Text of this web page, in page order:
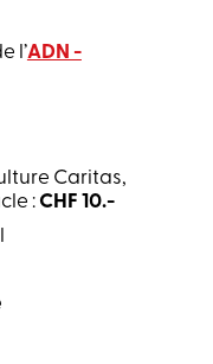
l’ADN -
Caritas,
: CHF 10.-